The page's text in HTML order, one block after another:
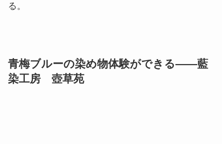
る。
青梅ブルーの染め物体験ができる――藍
染工房 壺草苑